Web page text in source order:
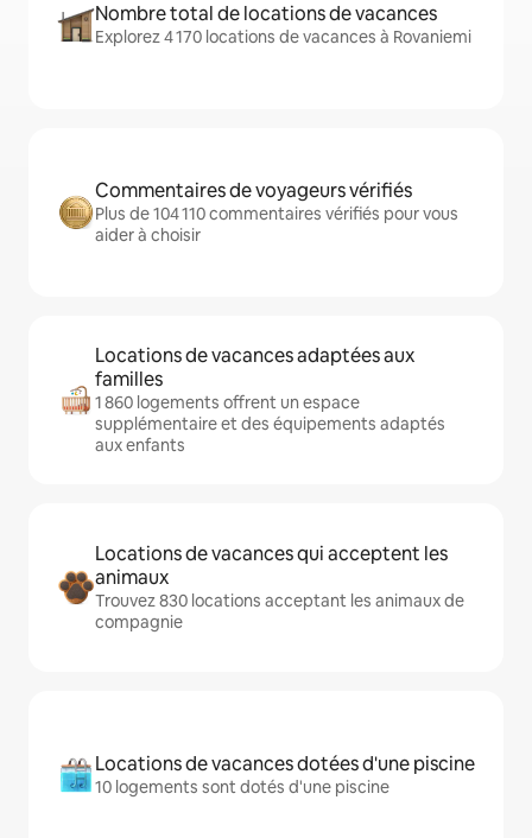
Nombre total de locations de vacances
Explorez 4 170 locations de vacances à Rovaniemi
Commentaires de voyageurs vérifiés
Plus de 104 110 commentaires vérifiés pour vous
aider à choisir
Locations de vacances adaptées aux
familles
1 860 logements offrent un espace
supplémentaire et des équipements adaptés
aux enfants
Locations de vacances qui acceptent les
animaux
Trouvez 830 locations acceptant les animaux de
compagnie
Locations de vacances dotées d'une piscine
10 logements sont dotés d'une piscine